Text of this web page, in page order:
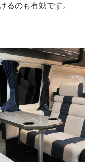
るのも有効です。